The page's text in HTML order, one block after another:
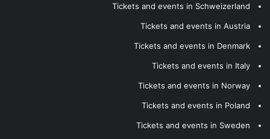
Tickets and events in Schweizerland
Tickets and events in Austria
Tickets and events in Denmark
Tickets and events in Italy
Tickets and events in Norway
Tickets and events in Poland
Tickets and events in Sweden